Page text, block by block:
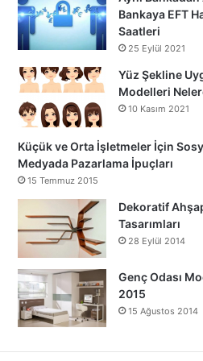
Bankaya EFT
Saatleri
25 Eylül 2021
Yüz Şekline
Modelleri
10 Kasım 2021
Küçük ve Orta İşletmeler İçin
Medyada Pazarlama İpuçları
15 Temmuz 2015
Dekoratif
Tasarımları
28 Eylül 2014
Genç Odası
2015
15 Ağustos 2014